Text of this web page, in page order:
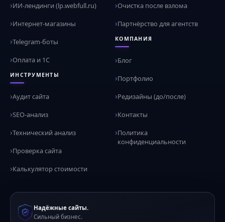
ИИ-лендинги (lp.webfull.ru)
Интернет-магазины
Telegram-боты
Оплата и 1С
ИНСТРУМЕНТЫ
Аудит сайта
SEO-анализ
Технический анализ
Проверка сайта
Калькулятор стоимости
Очистка после взлома
Партнёрство для агентств
КОМПАНИЯ
Блог
Портфолио
Редизайны (до/после)
Контакты
Политика
конфиденциальности
Надёжные сайты.
Сильный бизнес.